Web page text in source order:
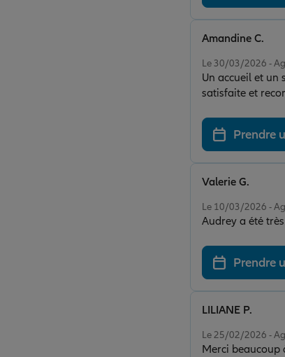
Le 30/03/2026 -
Un accueil et un
satisfaite et
Amandine C.
Prendre
Le 10/03/2026 -
Audrey a été
Valerie G.
Prendre
Le 25/02/2026 -
LILIANE P.